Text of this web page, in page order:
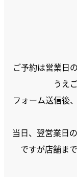
ご予約は営業日
うえ
フォーム送信後
当日、翌営業日
ですが店舗ま